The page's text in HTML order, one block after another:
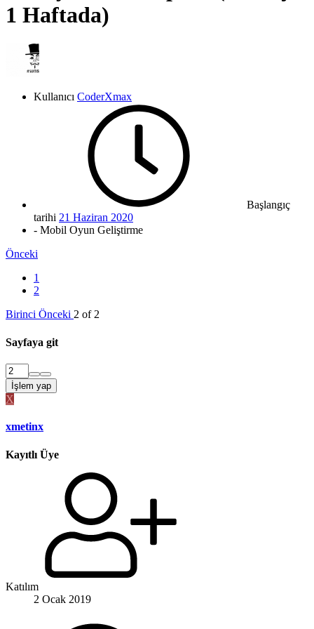
1 Haftada)
Kullanıcı CoderXmax
Başlangıç
tarihi 21 Haziran 2020
- Mobil Oyun Geliştirme
Önceki
1
2
Birinci Önceki 2 of 2
Sayfaya git
İşlem yap
X
xmetinx
Kayıtlı Üye
Katılım
2 Ocak 2019